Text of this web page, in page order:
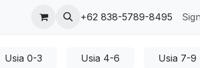
+62 838-5789-8495
Usia 0-3 Usia 4-6 Usia 7-9